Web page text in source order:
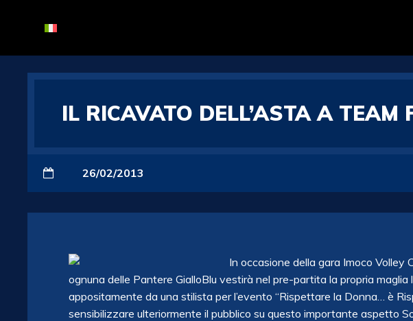
IL RICAVATO DELL’ASTA A TEAM
26/02/2013
In occasione della gara Imoco Volley
ognuna delle Pantere GialloBlu vestirà nel pre-partita la propria
appositamente da una stilista per l’evento “Rispettare la Donna… è
sensibilizzare ulteriormente il pubblico su questo importante aspetto